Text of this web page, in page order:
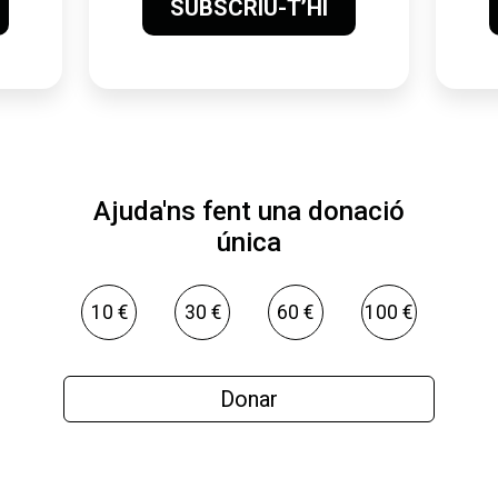
SUBSCRIU-T’HI
Ajuda'ns fent una donació
única
10 € 30 € 60 € 100 €
Donar